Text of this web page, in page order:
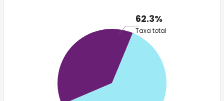
62.3%
Taxa total